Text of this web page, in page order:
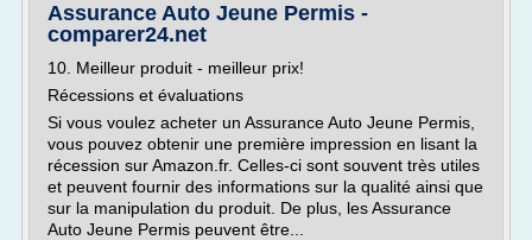
Assurance Auto Jeune Permis -
comparer24.net
10. Meilleur produit - meilleur prix!
Récessions et évaluations
Si vous voulez acheter un Assurance Auto Jeune Permis,
vous pouvez obtenir une première impression en lisant la
récession sur Amazon.fr. Celles-ci sont souvent très utiles
et peuvent fournir des informations sur la qualité ainsi que
sur la manipulation du produit. De plus, les Assurance
Auto Jeune Permis peuvent être...